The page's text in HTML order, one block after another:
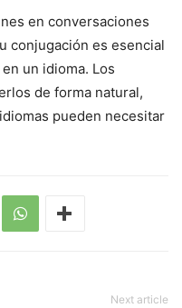
en conversaciones
conjugación es esencial
un idioma. Los
de forma natural,
pueden necesitar
Next article